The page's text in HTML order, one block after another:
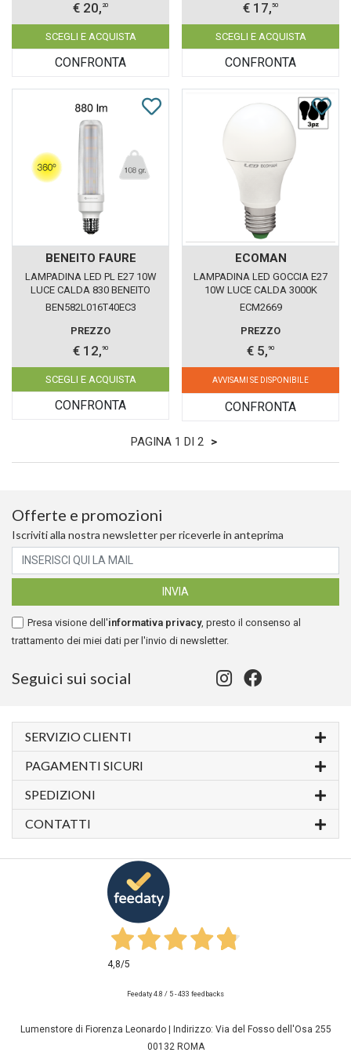
€ 20, 20
SCEGLI E ACQUISTA
CONFRONTA
€ 17,50
SCEGLI E ACQUISTA
CONFRONTA
BENEITO FAURE
LAMPADINA LED PL E27 10W
LUCE CALDA 830 BENEITO
FAURE
BEN582L016T40EC3
PREZZO
€ 12,90
SCEGLI E ACQUISTA
CONFRONTA
ECOMAN
LAMPADINA LED GOCCIA E27
10W LUCE CALDA 3000K
ECOMAN VETRO GHIACCIO
ECM2669
PREZZO
€ 5,90
AVVISAMI SE DISPONIBILE
CONFRONTA
PAGINA 1 DI 2 >
Offerte e promozioni
Iscriviti alla nostra newsletter per riceverle in anteprima
Presa visione dell'informativa privacy, presto il consenso al
trattamento dei miei dati per l'invio di newsletter.
Seguici sui social
SERVIZIO CLIENTI
PAGAMENTI SICURI
SPEDIZIONI
CONTATTI
Lumenstore di Fiorenza Leonardo | Indirizzo: Via del Fosso dell'Osa 255
00132 ROMA
4,8/5
Feedaty 4.8 / 5 -433 feedbacks